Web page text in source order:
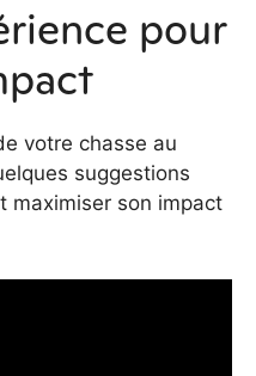
pour
votre chasse au
suggestions
maximiser son impact